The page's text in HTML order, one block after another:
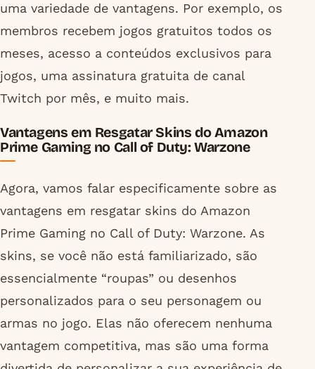
uma variedade de vantagens. Por exemplo, os
membros recebem jogos gratuitos todos os
meses, acesso a conteúdos exclusivos para
jogos, uma assinatura gratuita de canal
Twitch por mês, e muito mais.
Vantagens em Resgatar Skins do Amazon
Prime Gaming no Call of Duty: Warzone
Agora, vamos falar especificamente sobre as
vantagens em resgatar skins do Amazon
Prime Gaming no Call of Duty: Warzone. As
skins, se você não está familiarizado, são
essencialmente “roupas” ou desenhos
personalizados para o seu personagem ou
armas no jogo. Elas não oferecem nenhuma
vantagem competitiva, mas são uma forma